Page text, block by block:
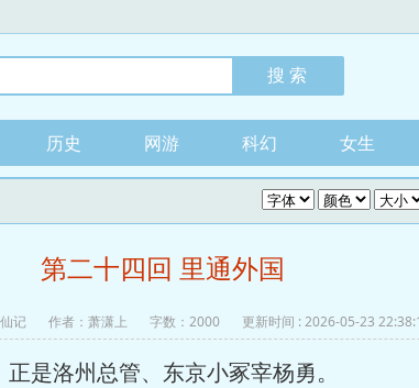
历史 网游 科幻 女生
第二十四回 里通外国
记 作者：萧潇上 字数：2000 更新时间 : 2026-05-23
洛州总管、东京小冢宰杨勇。